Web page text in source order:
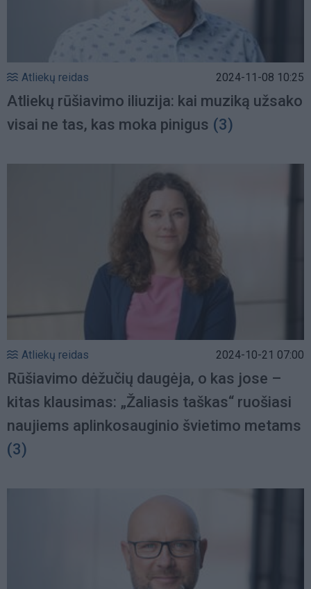
Atliekų reidas 2024-11-08 10:25
Atliekų rūšiavimo iliuzija: kai muziką užsako
visai ne tas, kas moka pinigus (3)
Atliekų reidas 2024-10-21 07:00
Rūšiavimo dėžučių daugėja, o kas jose –
kitas klausimas: „Žaliasis taškas“ ruošiasi
naujiems aplinkosauginio švietimo metams
(3)